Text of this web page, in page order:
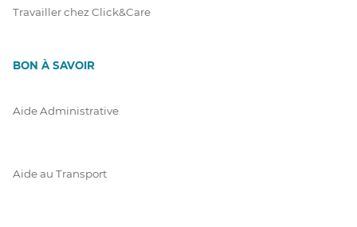
Travailler chez Click&Care
BON À SAVOIR
Aide Administrative
Aide au Transport